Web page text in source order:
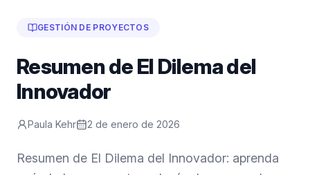
GESTIÓN DE PROYECTOS
Resumen de El Dilema del
Innovador
Paula Kehr 2 de enero de 2026
Resumen de El Dilema del Innovador: aprenda